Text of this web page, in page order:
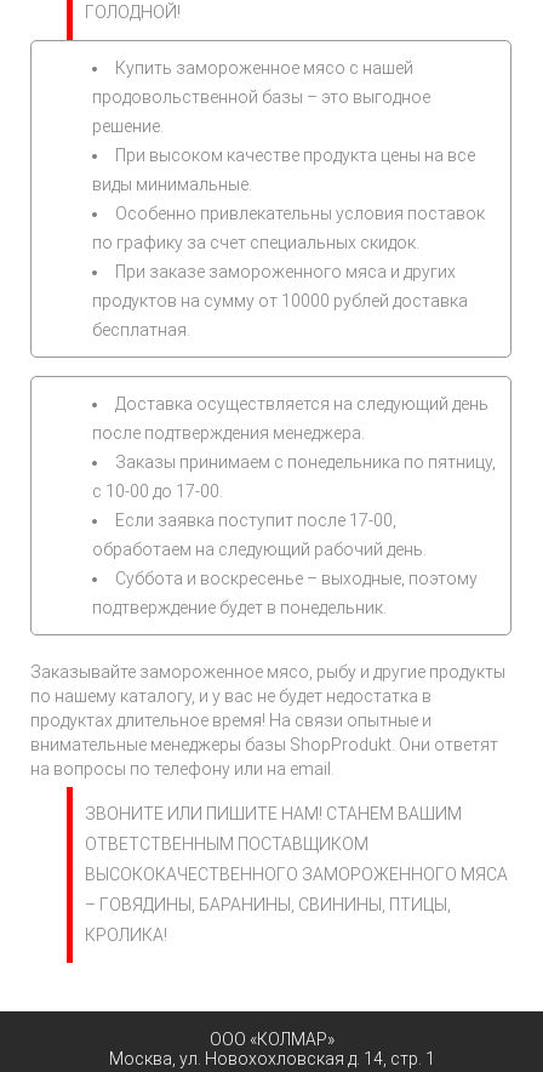
ГОЛОДНОЙ!
Купить замороженное мясо с нашей
продовольственной базы – это выгодное
решение.
При высоком качестве продукта цены на все
виды минимальные.
Особенно привлекательны условия поставок
по графику за счет специальных скидок.
При заказе замороженного мяса и других
продуктов на сумму от 10000 рублей доставка
бесплатная.
Доставка осуществляется на следующий день
после подтверждения менеджера.
Заказы принимаем с понедельника по пятницу,
с 10-00 до 17-00.
Если заявка поступит после 17-00,
обработаем на следующий рабочий день.
Суббота и воскресенье – выходные, поэтому
подтверждение будет в понедельник.
Заказывайте замороженное мясо, рыбу и другие продукты
по нашему каталогу, и у вас не будет недостатка в
продуктах длительное время! На связи опытные и
внимательные менеджеры базы ShopProdukt. Они ответят
на вопросы по телефону или на email.
ЗВОНИТЕ ИЛИ ПИШИТЕ НАМ! СТАНЕМ ВАШИМ
ОТВЕТСТВЕННЫМ ПОСТАВЩИКОМ
ВЫСОКОКАЧЕСТВЕННОГО ЗАМОРОЖЕННОГО МЯСА
– ГОВЯДИНЫ, БАРАНИНЫ, СВИНИНЫ, ПТИЦЫ,
КРОЛИКА!
ООО «КОЛМАР»
Москва ул. Новохохловская д. 14, стр. 1